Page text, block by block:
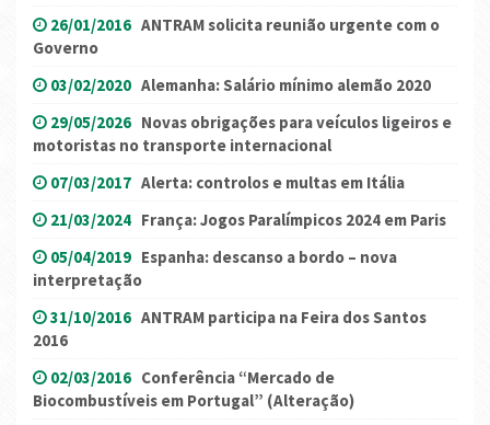
26/01/2016 ANTRAM solicita reunião urgente com o
Governo
03/02/2020 Alemanha: Salário mínimo alemão 2020
29/05/2026 Novas obrigações para veículos ligeiros e
motoristas no transporte internacional
07/03/2017 Alerta: controlos e multas em Itália
21/03/2024 França: Jogos Paralímpicos 2024 em Paris
05/04/2019 Espanha: descanso a bordo – nova
interpretação
31/10/2016 ANTRAM participa na Feira dos Santos
2016
02/03/2016 Conferência “Mercado de
Biocombustíveis em Portugal” (Alteração)